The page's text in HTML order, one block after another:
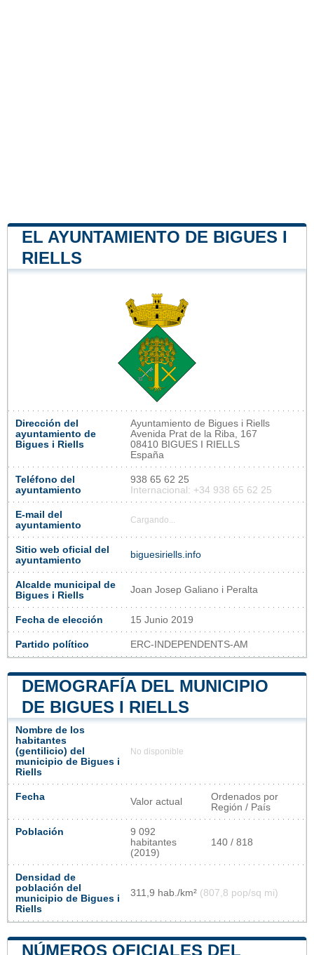
EL AYUNTAMIENTO DE BIGUES I
RIELLS
Dirección del
ayuntamiento de
Bigues i Riells
Ayuntamiento de Bigues i Riells
Avenida Prat de la Riba, 167
08410 BIGUES I RIELLS
España
Teléfono del
ayuntamiento
938 65 62 25
Internacional: +34 938 65 62 25
E-mail del
ayuntamiento
Cargando...
Sitio web oficial del
ayuntamiento
biguesiriells.info
Alcalde municipal de
Bigues i Riells
Joan Josep Galiano i Peralta
Fecha de elección 15 Junio 2019
Partido político ERC-INDEPENDENTS-AM
DEMOGRAFÍA DEL MUNICIPIO
DE BIGUES I RIELLS
Nombre de los
habitantes
(gentilicio) del
municipio de Bigues i
Riells
No disponible
Fecha Valor actual
Ordenados por
Región / País
Población
9 092
habitantes
(2019)
140 / 818
Densidad de
población del
municipio de Bigues i
Riells
311,9 hab./km² (807,8 pop/sq mi)
NÚMEROS OFICIALES DEL